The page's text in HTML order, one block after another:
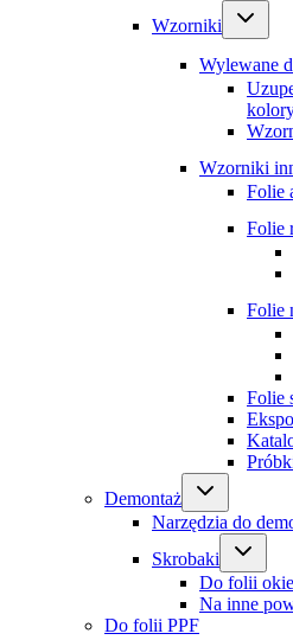
Wzorniki
Wylewane
Wzorniki
Folie
Folie
Folie
Folie
Demontaż
Narzędzia do
Skrobaki
Do folii
Na inne
Do folii PPF